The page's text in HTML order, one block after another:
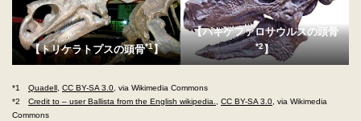
【トリケラトプスの頭骨*1】
【パキケファロサウルスの頭骨
*2】
*1 Quadell CC BY-SA 3.0 , via Wikimedia Commons
*2 Credit to – user Ballista from the English wikipedia. CC BY-SA 3.0 , via Wikimedia
Commons